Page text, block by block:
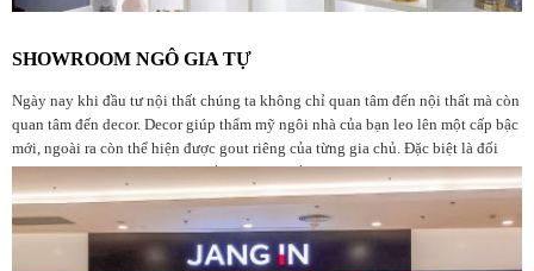
SHOWROOM NGÔ GIA TỰ
Ngày nay khi đầu tư nội thất chúng ta không chỉ quan tâm đến nội thất mà còn
quan tâm đến decor. Decor giúp thẩm mỹ ngôi nhà của bạn leo lên một cấp bậc
mới, ngoài ra còn thể hiện được gout riêng của từng gia chủ. Đặc biệt là đối
với showroom, là bộ mặt-nơi tiếp xúc trực tiếp với khách hàng.